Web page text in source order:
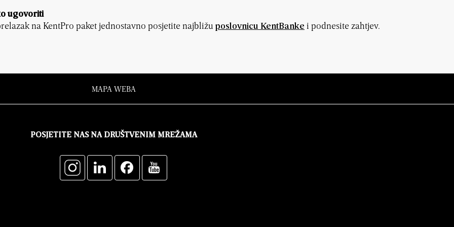
ugovoriti
na KentPro paket jednostavno posjetite najbližu poslovnicu KentBanke i podnesite zahtjev.
MAPA WEBA
POSJETITE NAS NA DRUŠTVENIM MREŽAMA